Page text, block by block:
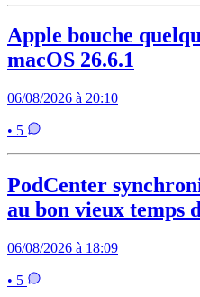
Apple bouche
macOS 26.6.1
06/08/2026 à 20:10
• 5
PodCenter
au bon vieux temps
06/08/2026 à 18:09
• 5